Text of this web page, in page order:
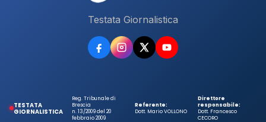
Testata Giornalistica
TESTATA
GIORNALISTICA
Reg. Tribunale di
Brescia
n. 13/2009 del 20
febbraio 2009
Referente:
Dott. Mario VOLLONO
Direttore
responsabile:
Dott. Francesco
CECORO